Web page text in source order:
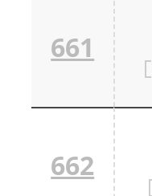
661
662